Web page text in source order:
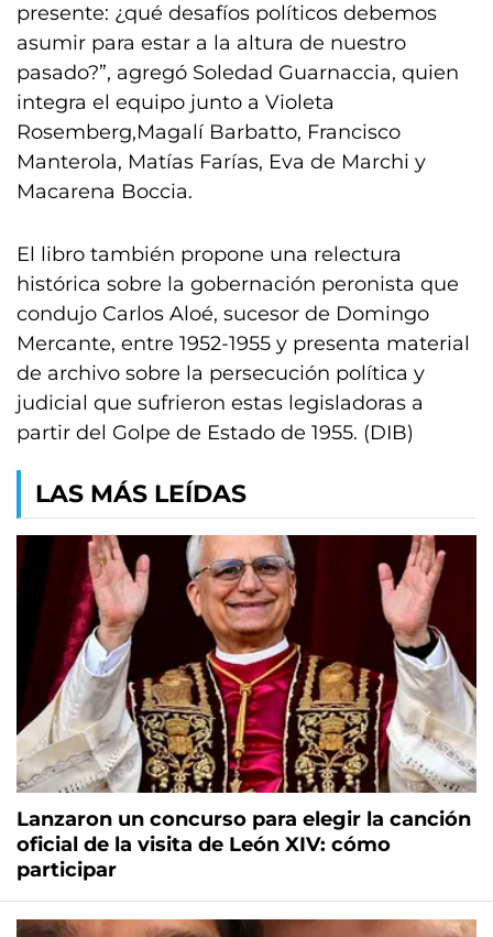
presente: ¿qué desafíos políticos debemos
asumir para estar a la altura de nuestro
pasado?”, agregó Soledad Guarnaccia, quien
integra el equipo junto a Violeta
Rosemberg,Magalí Barbatto, Francisco
Manterola, Matías Farías, Eva de Marchi y
Macarena Boccia.
El libro también propone una relectura
histórica sobre la gobernación peronista que
condujo Carlos Aloé, sucesor de Domingo
Mercante, entre 1952-1955 y presenta material
de archivo sobre la persecución política y
judicial que sufrieron estas legisladoras a
partir del Golpe de Estado de 1955. (DIB)
LAS MÁS LEÍDAS
Lanzaron un concurso para elegir la canción
oficial de la visita de León XIV: cómo
participar